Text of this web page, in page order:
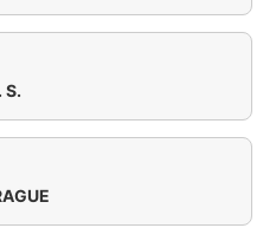
S.